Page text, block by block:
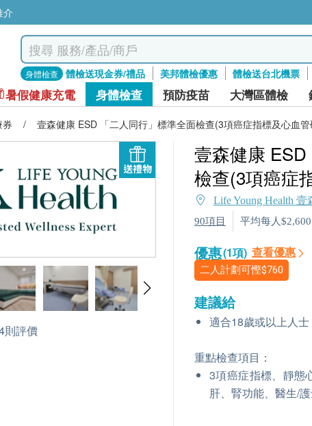
介
身體檢查 體檢送現金券/禮品 美邦體檢優惠 體檢送台北機票
暑假健康充電 身體檢查 預防疫苗 大灣區體檢
/ 壹森健康 ESD 「二人同行」標準全面檢查(3項癌症指標及心血
送禮物
則評價
壹森健康
檢查(3項癌症
Life Young Health 壹
90項目 平均每人$2,600
優惠(1項) 查看優惠
二人計劃可慳$760
建議給
適合18歲或以上人士
重點檢查項目：
3項癌症指標、靜態
肝、腎功能、醫生/